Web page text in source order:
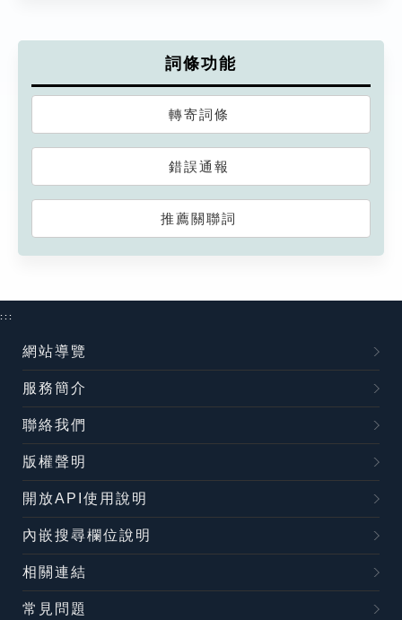
詞條功能
轉寄詞條
錯誤通報
推薦關聯詞
:::
網站導覽
服務簡介
聯絡我們
版權聲明
開放API使用說明
內嵌搜尋欄位說明
相關連結
常見問題